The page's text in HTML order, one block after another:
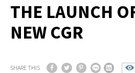
THE LAUNCH
NEW CGR
SHARE THIS